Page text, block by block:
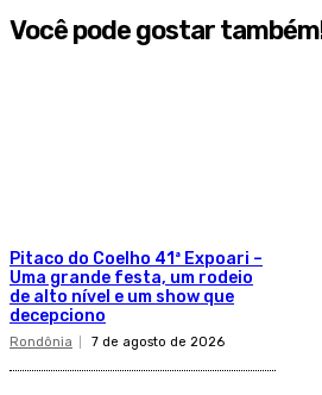
Você pode gostar
Pitaco do Coelho 41ª Expoari –
Uma grande festa, um rodeio
de alto nível e um show que
decepciono
Rondônia 7 de agosto de 2026